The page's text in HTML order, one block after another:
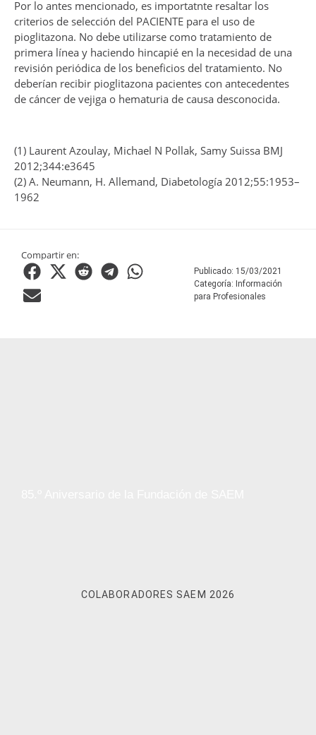
Por lo antes mencionado, es importatnte resaltar los
criterios de selección del PACIENTE para el uso de
pioglitazona. No debe utilizarse como tratamiento de
primera línea y haciendo hincapié en la necesidad de una
revisión periódica de los beneficios del tratamiento. No
deberían recibir pioglitazona pacientes con antecedentes
de cáncer de vejiga o hematuria de causa desconocida.
(1) Laurent Azoulay, Michael N Pollak, Samy Suissa BMJ
2012;344:e3645
(2) A. Neumann, H. Allemand, Diabetología 2012;55:1953–
1962
Compartir en:
Publicado: 15/03/2021
Categoría: Información
para Profesionales
COLABORADORES SAEM 2026